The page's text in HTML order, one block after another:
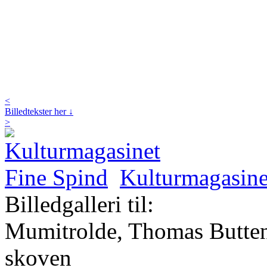
<
Billedtekster her ↓
>
Billedgalleri til:
Mumitrolde, Thomas
skoven